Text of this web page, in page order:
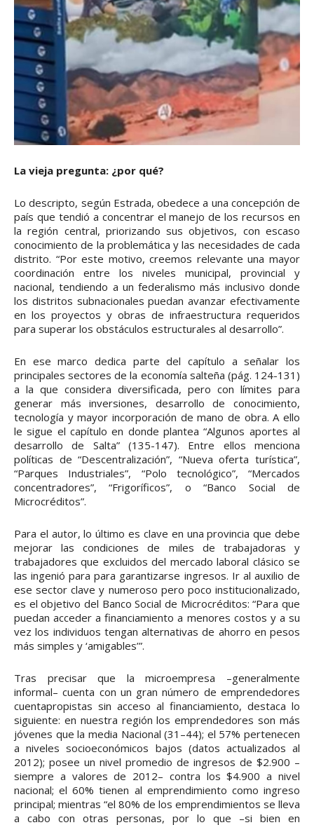
La vieja pregunta: ¿por qué?
Lo descripto, según Estrada, obedece a una concepción de
país que tendió a concentrar el manejo de los recursos en
la región central, priorizando sus objetivos, con escaso
conocimiento de la problemática y las necesidades de cada
distrito. “Por este motivo, creemos relevante una mayor
coordinación entre los niveles municipal, provincial y
nacional, tendiendo a un federalismo más inclusivo donde
los distritos subnacionales puedan avanzar efectivamente
en los proyectos y obras de infraestructura requeridos
para superar los obstáculos estructurales al desarrollo”.
En ese marco dedica parte del capítulo a señalar los
principales sectores de la economía salteña (pág. 124-131)
a la que considera diversificada, pero con límites para
generar más inversiones, desarrollo de conocimiento,
tecnología y mayor incorporación de mano de obra. A ello
le sigue el capítulo en donde plantea “Algunos aportes al
desarrollo de Salta” (135-147). Entre ellos menciona
políticas de “Descentralización”, “Nueva oferta turística”,
“Parques Industriales”, “Polo tecnológico”, “Mercados
concentradores”, “Frigoríficos”, o “Banco Social de
Microcréditos”.
Para el autor, lo último es clave en una provincia que debe
mejorar las condiciones de miles de trabajadoras y
trabajadores que excluidos del mercado laboral clásico se
las ingenió para para garantizarse ingresos. Ir al auxilio de
ese sector clave y numeroso pero poco institucionalizado,
es el objetivo del Banco Social de Microcréditos: “Para que
puedan acceder a financiamiento a menores costos y a su
vez los individuos tengan alternativas de ahorro en pesos
más simples y ‘amigables’”.
Tras precisar que la microempresa –generalmente
informal– cuenta con un gran número de emprendedores
cuentapropistas sin acceso al financiamiento, destaca lo
siguiente: en nuestra región los emprendedores son más
jóvenes que la media Nacional (31–44); el 57% pertenecen
a niveles socioeconómicos bajos (datos actualizados al
2012); posee un nivel promedio de ingresos de $2.900 –
siempre a valores de 2012– contra los $4.900 a nivel
nacional; el 60% tienen al emprendimiento como ingreso
principal; mientras “el 80% de los emprendimientos se lleva
a cabo con otras personas, por lo que –si bien en